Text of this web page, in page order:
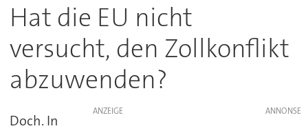
Hat die EU nicht
versucht, den Zollkonflikt
abzuwenden?
ANZEIGE
Doch. In